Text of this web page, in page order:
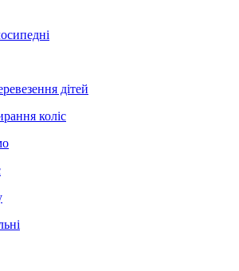
дітей
коліс